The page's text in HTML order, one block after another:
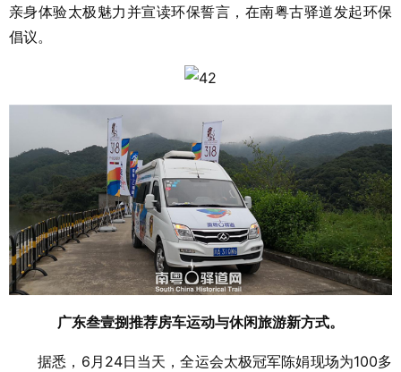
亲身体验太极魅力并宣读环保誓言，在南粤古驿道发起环保
倡议。
广东叁壹捌推荐房车运动与休闲旅游新方式。
据悉，6月24日当天，全运会太极冠军陈娟现场为100多